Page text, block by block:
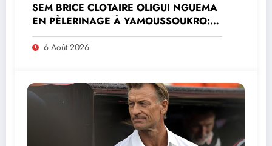
SEM BRICE CLOTAIRE OLIGUI NGUEMA
EN PÈLERINAGE À YAMOUSSOUKRO:LE
MINISTRE PAULIN CLAUDE DANHO
PREND PART À LA CÉRÉMONIE
6 Août 2026